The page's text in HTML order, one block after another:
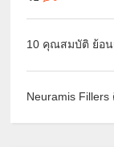
10 คุณสมบัติ ย้อน
Neuramis